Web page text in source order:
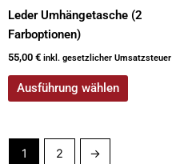
Leder Umhängetasche (2
Farboptionen)
55,00 € inkl. gesetzlicher Umsatzsteuer
Ausführung wählen
1 2 →